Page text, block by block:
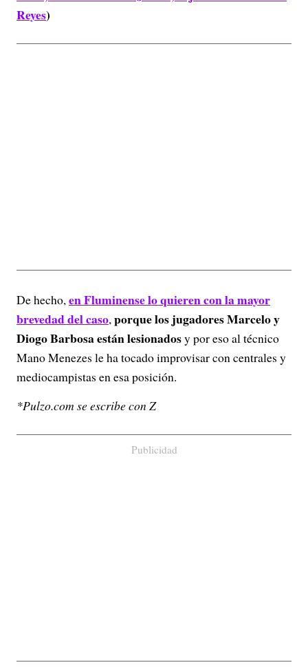
Reyes)
De hecho,en Fluminense lo quieren con la mayor
brevedad del caso,porque los jugadores Marcelo y
Diogo Barbosa están lesionadosy por eso al técnico
Mano Menezes le ha tocado improvisar con centrales y
mediocampistas en esa posición.
*Pulzo.com se escribe con Z
Publicidad